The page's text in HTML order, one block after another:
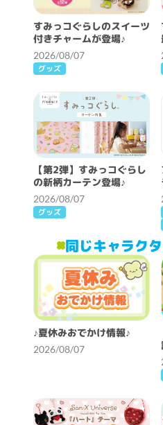
すみっコぐらしのスイーツ
付きチャームが登場♪
2026/08/07
グッズ
【第2弾】すみっコぐらし
の新柄カーテン登場♪
2026/08/07
グッズ
同じキャラク
♪夏休みおでかけ情報♪
2026/08/07